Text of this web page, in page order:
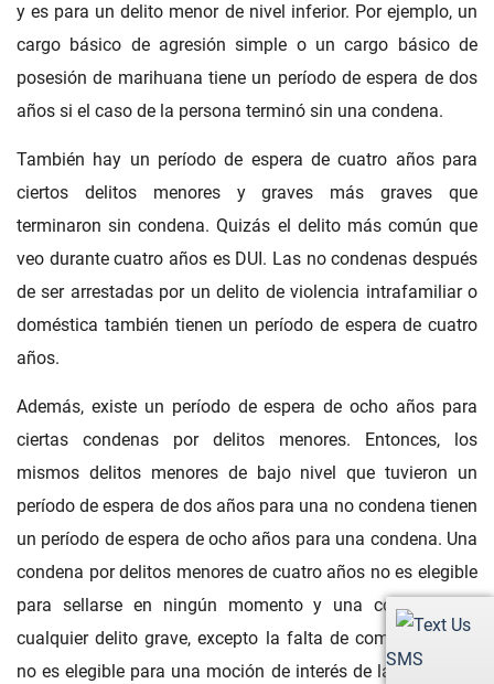
SMS
y es para un delito menor de nivel inferior. Por ejemplo, un
cargo básico de agresión simple o un cargo básico de
posesión de marihuana tiene un período de espera de dos
años si el caso de la persona terminó sin una condena.
También hay un período de espera de cuatro años para
ciertos delitos menores y graves más graves que
terminaron sin condena. Quizás el delito más común que
veo durante cuatro años es DUI. Las no condenas después
de ser arrestadas por un delito de violencia intrafamiliar o
doméstica también tienen un período de espera de cuatro
años.
Además, existe un período de espera de ocho años para
ciertas condenas por delitos menores. Entonces, los
mismos delitos menores de bajo nivel que tuvieron un
período de espera de dos años para una no condena tienen
un período de espera de ocho años para una condena. Una
condena por delitos menores de cuatro años no es elegible
para sellarse en ningún momento y una condena por
cualquier delito grave, excepto la falta de comparecencia,
no es elegible para una moción de interés de la justicia en